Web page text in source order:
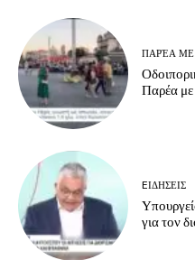
ΠΑΡΈΑ ΜΕ
Παρέα
EΙΔΗΣΕΙΣ
για τον